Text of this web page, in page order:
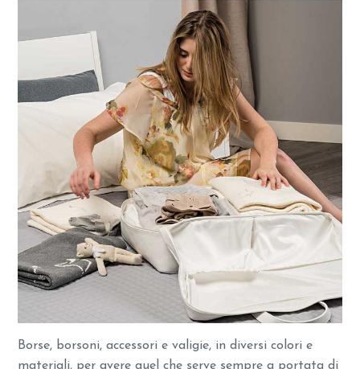
Borse, borsoni, accessori e valigie, in diversi colori e
materiali, per avere quel che serve sempre a portata di